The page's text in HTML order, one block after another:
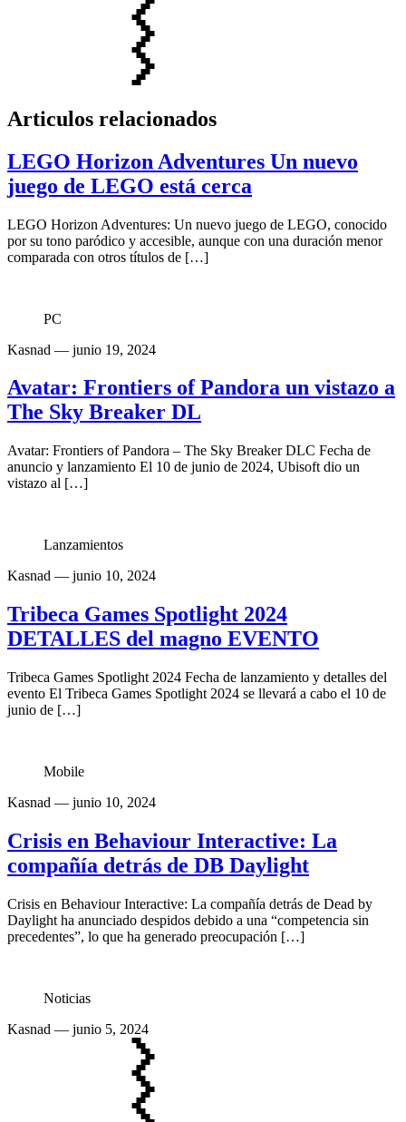
Articulos relacionados
LEGO Horizon Adventures Un nuevo
juego de LEGO está cerca
LEGO Horizon Adventures: Un nuevo juego de LEGO, conocido
por su tono paródico y accesible, aunque con una duración menor
comparada con otros títulos de […]
PC
Kasnad — junio 19, 2024
Avatar: Frontiers of Pandora un vistazo a
The Sky Breaker DL
Avatar: Frontiers of Pandora – The Sky Breaker DLC Fecha de
anuncio y lanzamiento El 10 de junio de 2024, Ubisoft dio un
vistazo al […]
Lanzamientos
Kasnad — junio 10, 2024
Tribeca Games Spotlight 2024
DETALLES del magno EVENTO
Tribeca Games Spotlight 2024 Fecha de lanzamiento y detalles del
evento El Tribeca Games Spotlight 2024 se llevará a cabo el 10 de
junio de […]
Mobile
Kasnad — junio 10, 2024
Crisis en Behaviour Interactive: La
compañía detrás de DB Daylight
Crisis en Behaviour Interactive: La compañía detrás de Dead by
Daylight ha anunciado despidos debido a una “competencia sin
precedentes”, lo que ha generado preocupación […]
Noticias
Kasnad — junio 5, 2024